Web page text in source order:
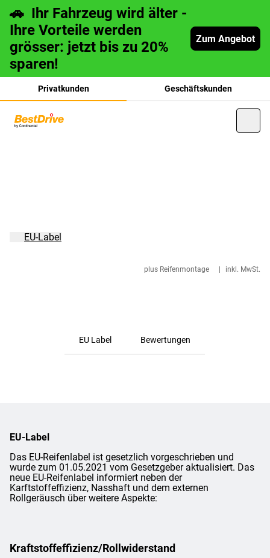
🚗 Ihr Fahrzeug wird älter -
Ihre Vorteile werden
grösser: jetzt bis zu 20%
sparen!
Zum Angebot
Privatkunden Geschäftskunden
plus Reifenmontage inkl. MwSt.
EU-Label
EU Label Bewertungen
EU-Label
Das EU-Reifenlabel ist gesetzlich vorgeschrieben und
wurde zum 01.05.2021 vom Gesetzgeber aktualisiert. Das
neue EU-Reifenlabel informiert neben der
Karftstoffeffizienz, Nasshaft und dem externen
Rollgeräusch über weitere Aspekte:
Kraftstoffeffizienz/Rollwiderstand